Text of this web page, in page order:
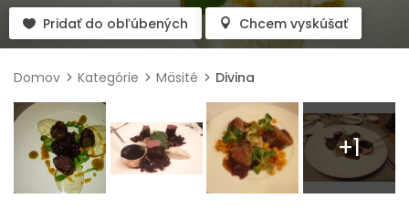
Pridať do obľúbených Chcem vyskúšať
Domov Kategórie Mäsité Divina
+1